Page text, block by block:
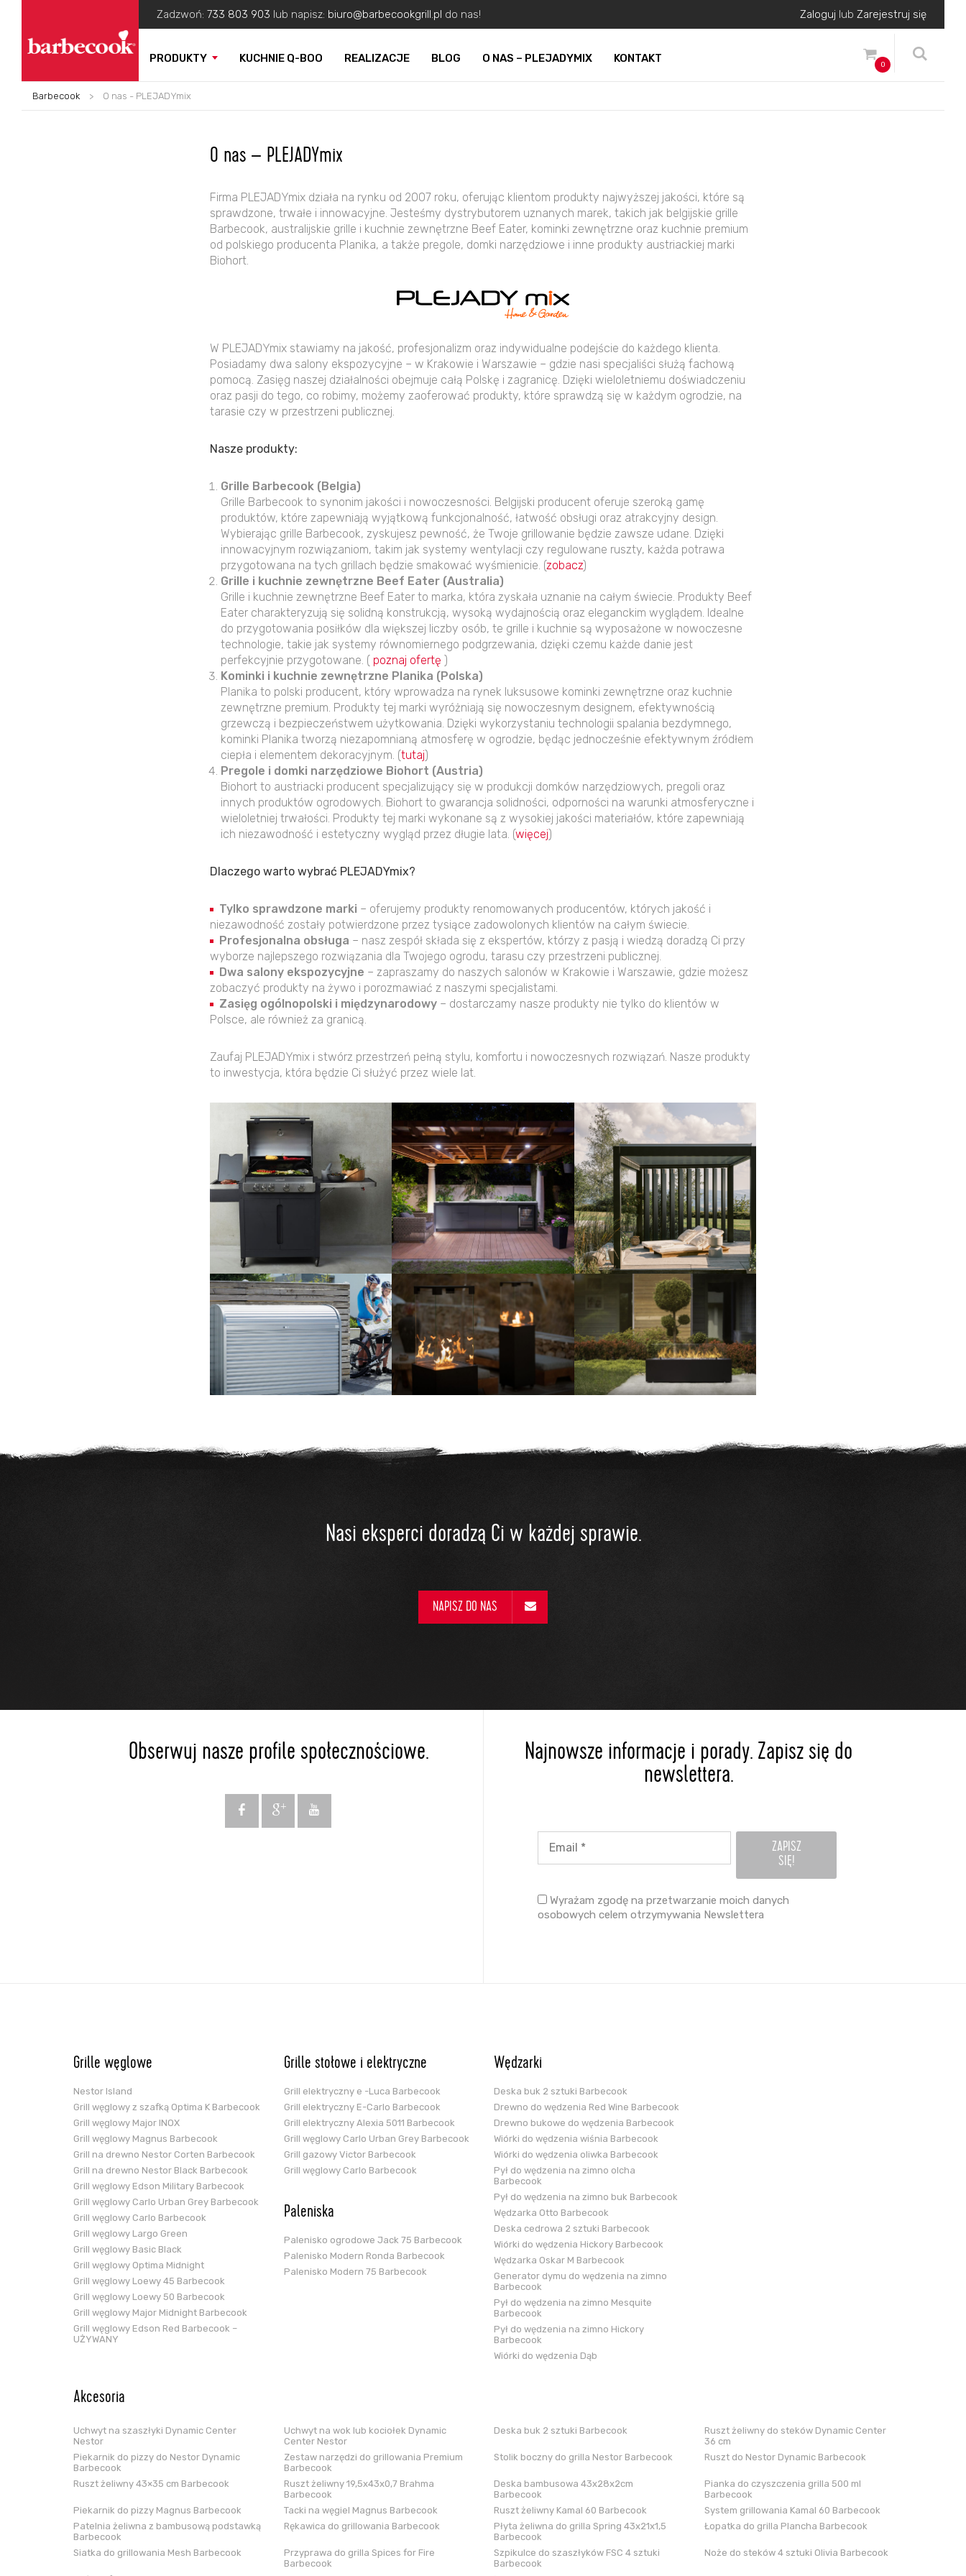
Zadzwoń: 733 803 903 lub napisz: biuro@barbecookgrill.pl do nas! Zaloguj lub Zarejestruj się
PRODUKTY KUCHNIE Q-BOO REALIZACJE BLOG O NAS – PLEJADYMIX KONTAKT 0
Barbecook > O nas - PLEJADYmix
O nas – PLEJADYmix
Firma PLEJADYmix działa na rynku od 2007 roku, oferując klientom produkty najwyższej jakości, które są
sprawdzone, trwałe i innowacyjne. Jesteśmy dystrybutorem uznanych marek, takich jak belgijskie grille
Barbecook, australijskie grille i kuchnie zewnętrzne Beef Eater, kominki zewnętrzne oraz kuchnie premium
od polskiego producenta Planika, a także pregole, domki narzędziowe i inne produkty austriackiej marki
Biohort.
W PLEJADYmix stawiamy na jakość, profesjonalizm oraz indywidualne podejście do każdego klienta.
Posiadamy dwa salony ekspozycyjne – w Krakowie i Warszawie – gdzie nasi specjaliści służą fachową
pomocą. Zasięg naszej działalności obejmuje całą Polskę i zagranicę. Dzięki wieloletniemu doświadczeniu
oraz pasji do tego, co robimy, możemy zaoferować produkty, które sprawdzą się w każdym ogrodzie, na
tarasie czy w przestrzeni publicznej.
Nasze produkty:
Grille Barbecook (Belgia)
Grille Barbecook to synonim jakości i nowoczesności. Belgijski producent oferuje szeroką gamę
produktów, które zapewniają wyjątkową funkcjonalność, łatwość obsługi oraz atrakcyjny design.
Wybierając grille Barbecook, zyskujesz pewność, że Twoje grillowanie będzie zawsze udane. Dzięki
innowacyjnym rozwiązaniom, takim jak systemy wentylacji czy regulowane ruszty, każda potrawa
przygotowana na tych grillach będzie smakować wyśmienicie. (zobacz)
Grille i kuchnie zewnętrzne Beef Eater (Australia)
Grille i kuchnie zewnętrzne Beef Eater to marka, która zyskała uznanie na całym świecie. Produkty Beef
Eater charakteryzują się solidną konstrukcją, wysoką wydajnością oraz eleganckim wyglądem. Idealne
do przygotowania posiłków dla większej liczby osób, te grille i kuchnie są wyposażone w nowoczesne
technologie, takie jak systemy równomiernego podgrzewania, dzięki czemu każde danie jest
perfekcyjnie przygotowane. ( poznaj ofertę )
Kominki i kuchnie zewnętrzne Planika (Polska)
Planika to polski producent, który wprowadza na rynek luksusowe kominki zewnętrzne oraz kuchnie
zewnętrzne premium. Produkty tej marki wyróżniają się nowoczesnym designem, efektywnością
grzewczą i bezpieczeństwem użytkowania. Dzięki wykorzystaniu technologii spalania bezdymnego,
kominki Planika tworzą niezapomnianą atmosferę w ogrodzie, będąc jednocześnie efektywnym źródłem
ciepła i elementem dekoracyjnym. (tutaj)
Pregole i domki narzędziowe Biohort (Austria)
Biohort to austriacki producent specjalizujący się w produkcji domków narzędziowych, pregoli oraz
innych produktów ogrodowych. Biohort to gwarancja solidności, odporności na warunki atmosferyczne i
wieloletniej trwałości. Produkty tej marki wykonane są z wysokiej jakości materiałów, które zapewniają
ich niezawodność i estetyczny wygląd przez długie lata. (więcej)
Dlaczego warto wybrać PLEJADYmix?
Tylko sprawdzone marki – oferujemy produkty renomowanych producentów, których jakość i
niezawodność zostały potwierdzone przez tysiące zadowolonych klientów na całym świecie.
Profesjonalna obsługa – nasz zespół składa się z ekspertów, którzy z pasją i wiedzą doradzą Ci przy
wyborze najlepszego rozwiązania dla Twojego ogrodu, tarasu czy przestrzeni publicznej.
Dwa salony ekspozycyjne – zapraszamy do naszych salonów w Krakowie i Warszawie, gdzie możesz
zobaczyć produkty na żywo i porozmawiać z naszymi specjalistami.
Zasięg ogólnopolski i międzynarodowy – dostarczamy nasze produkty nie tylko do klientów w
Polsce, ale również za granicą.
Zaufaj PLEJADYmix i stwórz przestrzeń pełną stylu, komfortu i nowoczesnych rozwiązań. Nasze produkty
to inwestycja, która będzie Ci służyć przez wiele lat.
Nasi eksperci doradzą Ci w każdej sprawie.
NAPISZ DO NAS
Obserwuj nasze profile społecznościowe.
Najnowsze informacje i porady. Zapisz się do
newslettera.
Wyrażam zgodę na przetwarzanie moich danych
osobowych celem otrzymywania Newslettera
Grille węglowe
Nestor Island
Grill węglowy z szafką Optima K Barbecook
Grill węglowy Major INOX
Grill węglowy Magnus Barbecook
Grill na drewno Nestor Corten Barbecook
Grill na drewno Nestor Black Barbecook
Grill węglowy Edson Military Barbecook
Grill węglowy Carlo Urban Grey Barbecook
Grill węglowy Carlo Barbecook
Grill węglowy Largo Green
Grill węglowy Basic Black
Grill węglowy Optima Midnight
Grill węglowy Loewy 45 Barbecook
Grill węglowy Loewy 50 Barbecook
Grill węglowy Major Midnight Barbecook
Grill węglowy Edson Red Barbecook –
UŻYWANY
Grille stołowe i elektryczne
Grill elektryczny e -Luca Barbecook
Grill elektryczny E-Carlo Barbecook
Grill elektryczny Alexia 5011 Barbecook
Grill węglowy Carlo Urban Grey Barbecook
Grill gazowy Victor Barbecook
Grill węglowy Carlo Barbecook
Paleniska
Palenisko ogrodowe Jack 75 Barbecook
Palenisko Modern Ronda Barbecook
Palenisko Modern 75 Barbecook
Wędzarki
Deska buk 2 sztuki Barbecook
Drewno do wędzenia Red Wine Barbecook
Drewno bukowe do wędzenia Barbecook
Wiórki do wędzenia wiśnia Barbecook
Wiórki do wędzenia oliwka Barbecook
Pył do wędzenia na zimno olcha
Barbecook
Pył do wędzenia na zimno buk Barbecook
Wędzarka Otto Barbecook
Deska cedrowa 2 sztuki Barbecook
Wiórki do wędzenia Hickory Barbecook
Wędzarka Oskar M Barbecook
Generator dymu do wędzenia na zimno
Barbecook
Pył do wędzenia na zimno Mesquite
Barbecook
Pył do wędzenia na zimno Hickory
Barbecook
Wiórki do wędzenia Dąb
Akcesoria
Uchwyt na szaszłyki Dynamic Center
Nestor
Uchwyt na wok lub kociołek Dynamic
Center Nestor
Deska buk 2 sztuki Barbecook
Ruszt żeliwny do steków Dynamic Center
36 cm
Piekarnik do pizzy do Nestor Dynamic
Barbecook
Zestaw narzędzi do grillowania Premium
Barbecook
Stolik boczny do grilla Nestor Barbecook Ruszt do Nestor Dynamic Barbecook
Ruszt żeliwny 43×35 cm Barbecook
Ruszt żeliwny 19,5x43x0,7 Brahma
Barbecook
Deska bambusowa 43x28x2cm
Barbecook
Pianka do czyszczenia grilla 500 ml
Barbecook
Piekarnik do pizzy Magnus Barbecook
Tacki na węgiel Magnus Barbecook Ruszt żeliwny Kamal 60 Barbecook
System grillowania Kamal 60 Barbecook
Patelnia żeliwna z bambusową podstawką
Barbecook
Rękawica do grillowania Barbecook
Płyta żeliwna do grilla Spring 43x21x1,5
Barbecook
Łopatka do grilla Plancha Barbecook
Siatka do grillowania Mesh Barbecook
Przyprawa do grilla Spices for Fire
Barbecook
Szpikulce do szaszłyków FSC 4 sztuki
Barbecook
Noże do steków 4 sztuki Olivia Barbecook